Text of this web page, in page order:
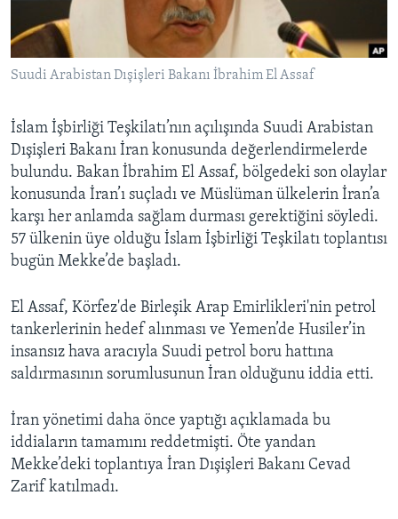
HAYATTAN
SANAT
BIZI TAKIP EDIN
Suudi Arabistan Dışişleri Bakanı İbrahim El Assaf
İslam İşbirliği Teşkilatı’nın açılışında Suudi Arabistan
Dışişleri Bakanı İran konusunda değerlendirmelerde
bulundu. Bakan İbrahim El Assaf, bölgedeki son olaylar
konusunda İran’ı suçladı ve Müslüman ülkelerin İran’a
karşı her anlamda sağlam durması gerektiğini söyledi.
57 ülkenin üye olduğu İslam İşbirliği Teşkilatı toplantısı
bugün Mekke’de başladı.
El Assaf, Körfez'de Birleşik Arap Emirlikleri'nin petrol
tankerlerinin hedef alınması ve Yemen’de Husiler’in
insansız hava aracıyla Suudi petrol boru hattına
saldırmasının sorumlusunun İran olduğunu iddia etti.
İran yönetimi daha önce yaptığı açıklamada bu
iddiaların tamamını reddetmişti. Öte yandan
Mekke’deki toplantıya İran Dışişleri Bakanı Cevad
Zarif katılmadı.